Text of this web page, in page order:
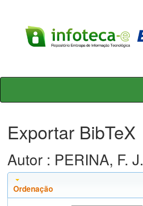
Skip
Exportar BibTeX
Autor : PERINA, F. J.
Ordenação